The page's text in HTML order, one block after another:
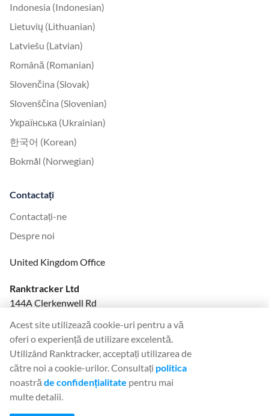
Indonesia (Indonesian)
Lietuvių (Lithuanian)
Latviešu (Latvian)
Română (Romanian)
Slovenčina (Slovak)
Slovenščina (Slovenian)
Українська (Ukrainian)
한국어 (Korean)
Bokmål (Norwegian)
Contactați
Contactați-ne
Despre noi
United Kingdom Office
Ranktracker Ltd
144A Clerkenwell Rd
Company No: 08820809
felix@ranktracker.com
2015 -
Acest site utilizează cookie-uri pentru a vă
oferi o experiență de utilizare excelentă.
Utilizând Ranktracker, acceptați utilizarea de
către noi a cookie-urilor. Consultați politica
noastră de confidențialitate pentru mai
multe detalii.